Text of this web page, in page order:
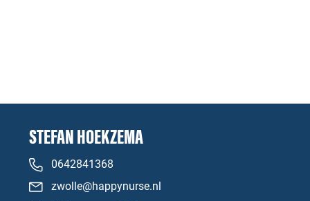
STEFAN HOEKZEMA
0642841368
zwolle@happynurse.nl